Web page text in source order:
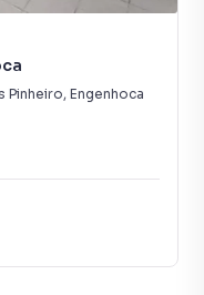
Pinheiro, Engenhoca